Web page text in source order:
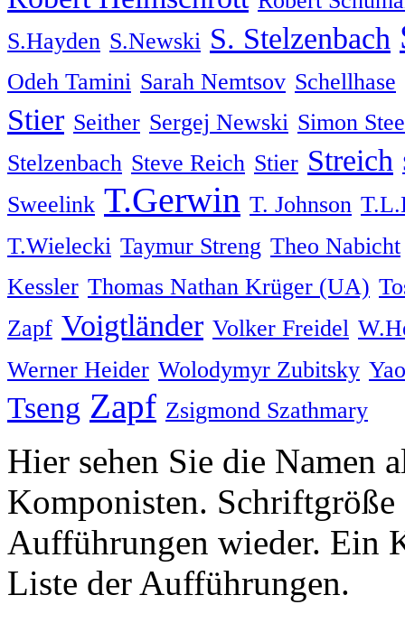
S.Hayden S.Newski S. Stelzenbach
Odeh Tamini Sarah Nemtsov Schellhase
Stier Seither Sergej Newski Simon
Stelzenbach Steve Reich Stier Streich
Sweelink T.Gerwin T. Johnson
T.Wielecki Taymur Streng Theo Nabicht
Kessler Thomas Nathan Krüger (UA)
Zapf Voigtländer Volker Freidel
Werner Heider Wolodymyr Zubitsky Yao
Tseng Zapf Zsigmond Szathmary
Hier sehen Sie die Namen
Komponisten.
Aufführungen wieder. Ein
Liste der Aufführungen.